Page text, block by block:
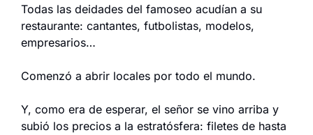
Todas las deidades del famoseo acudían a su
restaurante: cantantes, futbolistas, modelos,
empresarios…
Comenzó a abrir locales por todo el mundo.
Y, como era de esperar, el señor se vino arriba y
subió los precios a la estratósfera: filetes de hasta